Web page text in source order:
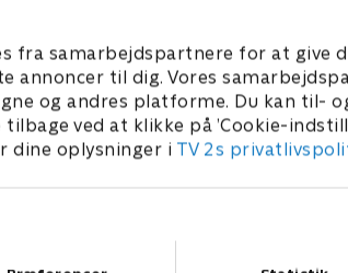
fra samarbejdspartnere for at give
annoncer til dig. Vores
og andres platforme. Du kan til-
ved at klikke på ’Cookie-
dine oplysninger i TV 2s